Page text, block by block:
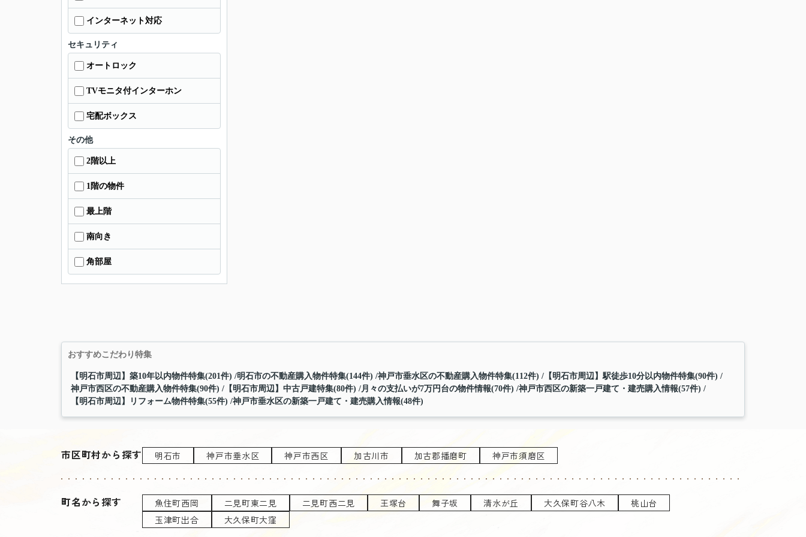
インターネット対応
セキュリティ
オートロック
TVモニタ付インターホン
宅配ボックス
その他
2階以上
1階の物件
最上階
南向き
角部屋
おすすめこだわり特集
【明石市周辺】築10年以内物件特集(201件) 明石市の不動産購入物件特集(144件) 神戸市垂水区の不動産購入物件特集(112件)
【明石市周辺】駅徒歩10分以内物件特集(90件)
神戸市西区の不動産購入物件特集(90件)
【明石市周辺】中古戸建特集(80件) 月々の支払いが7万円台の物件情報(70件) 神戸市西区の新築一戸建て・建売購入情報(57件)
【明石市周辺】リフォーム物件特集(55件) 神戸市垂水区の新築一戸建て・建売購入情報(48件)
市区町村から探す 明石市 神戸市垂水区 神戸市西区 加古川市 加古郡播磨町 神戸市須磨区
町名から探す 魚住町西岡 二見町東二見 二見町西二見 王塚台 舞子坂 清水が丘 大久保町谷八木
桃山台
玉津町出合
大久保町大窪